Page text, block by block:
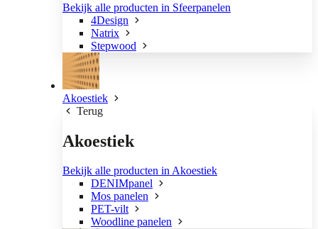
Bekijk alle producten in Sfeerpanelen
4Design
Natrix
Stepwood
Akoestiek
Terug
Akoestiek
Bekijk alle producten in Akoestiek
DENIMpanel
Mos panelen
PET-vilt
Woodline panelen